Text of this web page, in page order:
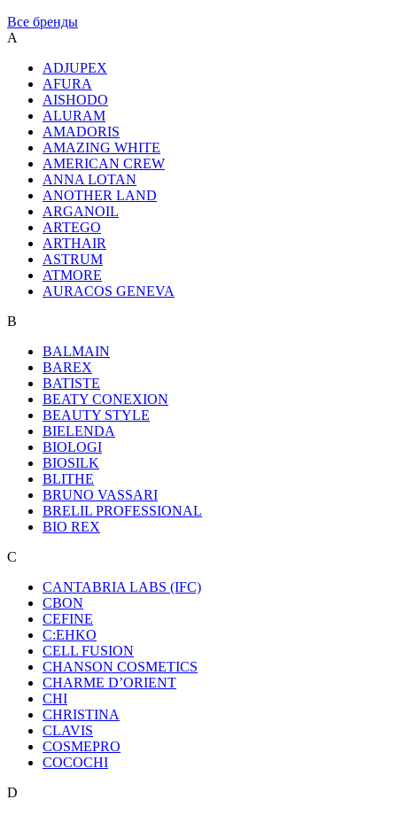
Все бренды
A
ADJUPEX
AFURA
AISHODO
ALURAM
AMADORIS
AMAZING WHITE
AMERICAN CREW
ANNA LOTAN
ANOTHER LAND
ARGANOIL
ARTEGO
ARTHAIR
ASTRUM
ATMORE
AURACOS GENEVA
B
BALMAIN
BAREX
BATISTE
BEATY CONEXION
BEAUTY STYLE
BIELENDA
BIOLOGI
BIOSILK
BLITHE
BRUNO VASSARI
BRELIL PROFESSIONAL
BIO REX
C
CANTABRIA LABS (IFC)
CBON
CEFINE
C:EHKO
CELL FUSION
CHANSON COSMETICS
CHARME D’ORIENT
CHI
CHRISTINA
CLAVIS
COSMEPRO
COCOCHI
D